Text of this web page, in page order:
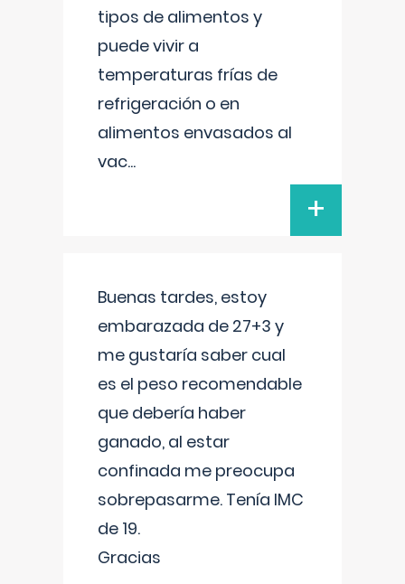
tipos de alimentos y
puede vivir a
temperaturas frías de
refrigeración o en
alimentos envasados al
vac...
+
Buenas tardes, estoy
embarazada de 27+3 y
me gustaría saber cual
es el peso recomendable
que debería haber
ganado, al estar
confinada me preocupa
sobrepasarme. Tenía IMC
de 19.
Gracias